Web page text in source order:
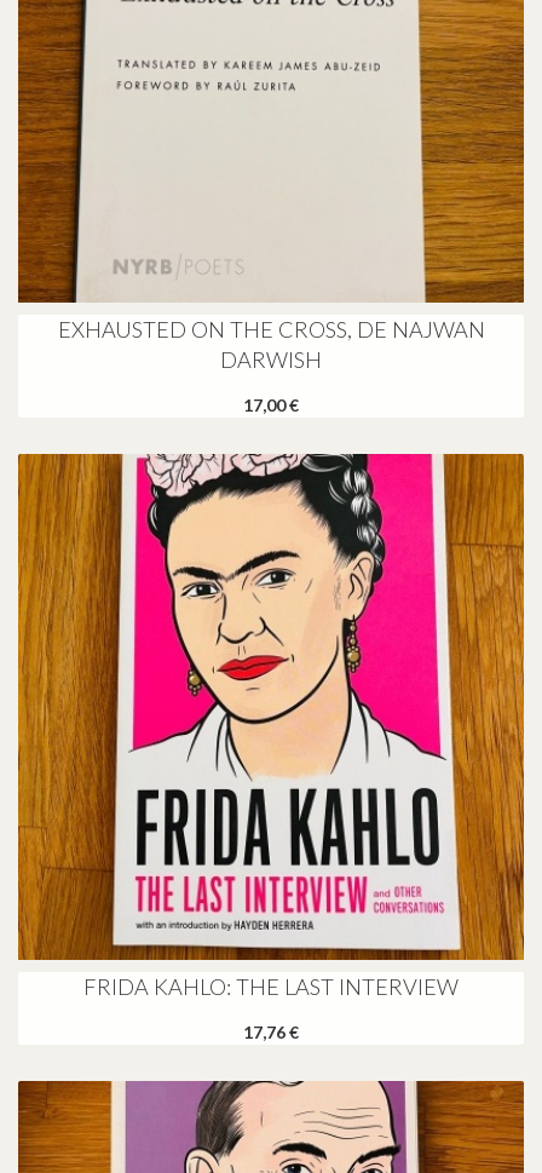
EXHAUSTED ON THE CROSS, DE NAJWAN
DARWISH
17,00 €
FRIDA KAHLO: THE LAST INTERVIEW
17,76 €